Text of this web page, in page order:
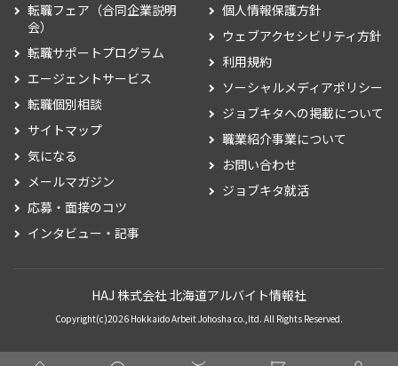
転職フェア（合同企業説明
会）
転職サポートプログラム
エージェントサービス
転職個別相談
サイトマップ
気になる
メールマガジン
応募・面接のコツ
インタビュー・記事
個人情報保護方針
ウェブアクセシビリティ方針
利用規約
ソーシャルメディアポリシー
ジョブキタへの掲載について
職業紹介事業について
お問い合わせ
ジョブキタ就活
HAJ 株式会社 北海道アルバイト情報社
Copyright(c)2026 Hokkaido Arbeit Johosha co.,ltd. All Rights Reserved.